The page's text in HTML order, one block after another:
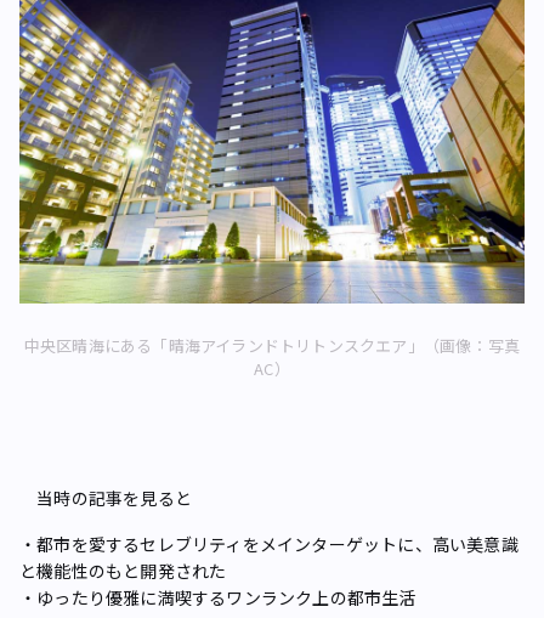
中央区晴海にある「晴海アイランドトリトンスクエア」（画像：写真
AC）
当時の記事を見ると
・都市を愛するセレブリティをメインターゲットに、高い美意識
と機能性のもと開発された
・ゆったり優雅に満喫するワンランク上の都市生活